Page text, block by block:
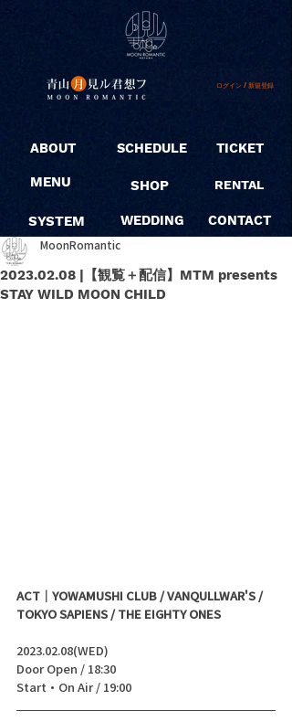
ログイン / 新規登録
ABOUT
MENU
SYSTEM
SCHEDULE
SHOP
WEDDING
TICKET
RENTAL
CONTACT
2023.02.08 |【観覧＋配信】MTM presents
STAY WILD MOON CHILD
MoonRomantic
ACT｜YOWAMUSHI CLUB / VANQULLWAR'S /
TOKYO SAPIENS / THE EIGHTY ONES
2023.02.08(WED)
Door Open / 18:30
Start・On Air / 19:00